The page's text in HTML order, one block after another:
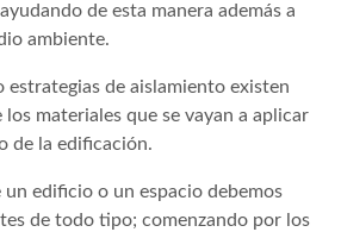
de esta manera además a
ambiente.
estrategias de aislamiento existen
materiales que se vayan a aplicar
de la edificación.
edificio o un espacio debemos
de todo tipo; comenzando por los